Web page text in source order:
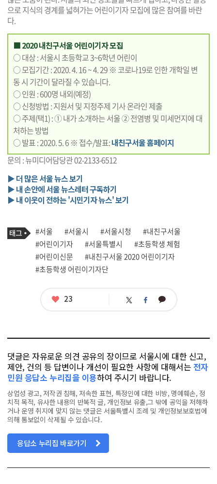
으로 지식의 경계를 넓혀가는 어린이기자 모집에 많은 참여를 바란
다.
■ 2020 내친구서울 어린이기자 모집
○ 대상 : 서울시 초등학교 3~6학년 어린이
○ 모집기간 : 2020. 4. 16 ~ 4. 29 ※ 코로나19로 인한 개학일 변
동 시 기간이 달라질 수 있습니다.
○ 인원 : 600명 내외(예정)
○ 신청방법 : 지원서 및 지정주제 기사 온라인 제출
○ 주제(택1) : ① 내가 소개하는 서울 ② 전염병 및 미세먼지에 대
처하는 방법
○ 발표 : 2020. 5. 6 ※ 접수/발표:내친구서울 홈페이지
문의 : 뉴미디어담당관 02-2133-6512
▶ 더 많은 서울 뉴스 보기
▶ 내 손안에 서울 뉴스레터 구독하기
▶ 내 이웃이 전하는 '시민기자 뉴스' 보기
기
사
관
련
태
그
태
그
#서울 #서울시 #서울시청
#내친구서울
#어린이기자
#서울특별시
#초등학생 체험
#어린이신문
#내친구서울 2020 어린이기자
#초등학생 어린이기자단
좋
23 트 페 카
댓글은 자유로운 의견 공유의 장이므로 서울시에 대한 신고,
제안, 건의 등 답변이나 개선이 필요한 사항에 대해서는 전자
민원 응답소 누리집을 이용하여 주시기 바랍니다.
상업성 광고, 저작권 침해, 저속한 표현, 특정인에 대한 비방, 명예훼손, 정
치적 목적, 유사한 내용의 반복적 글, 개인정보 유출,그 밖에 공익을 저해하
거나 운영 취지에 맞지 않는 댓글은 서울특별시 조례 및 개인정보보호법에
의해 통보없이 삭제될 수 있습니다.
응답소 누리집 바로가기